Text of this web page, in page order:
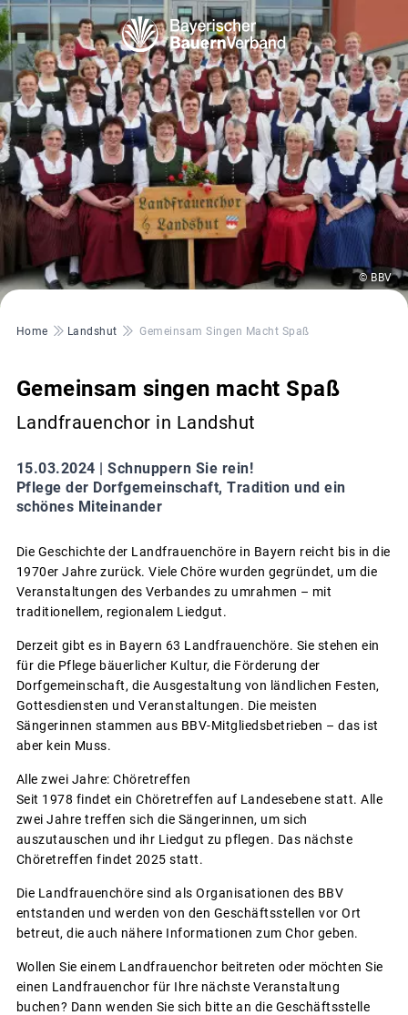
© BBV
Pfadnavigation
Home Landshut Gemeinsam Singen Macht Spaß
Gemeinsam singen macht Spaß
Landfrauenchor in Landshut
15.03.2024 | Schnuppern Sie rein!
Pflege der Dorfgemeinschaft, Tradition und ein
schönes Miteinander
Die Geschichte der Landfrauenchöre in Bayern reicht bis in die
1970er Jahre zurück. Viele Chöre wurden gegründet, um die
Veranstaltungen des Verbandes zu umrahmen – mit
traditionellem, regionalem Liedgut.
Derzeit gibt es in Bayern 63 Landfrauenchöre. Sie stehen ein
für die Pflege bäuerlicher Kultur, die Förderung der
Dorfgemeinschaft, die Ausgestaltung von ländlichen Festen,
Gottesdiensten und Veranstaltungen. Die meisten
Sängerinnen stammen aus BBV-Mitgliedsbetrieben – das ist
aber kein Muss.
Alle zwei Jahre: Chöretreffen
Seit 1978 findet ein Chöretreffen auf Landesebene statt. Alle
zwei Jahre treffen sich die Sängerinnen, um sich
auszutauschen und ihr Liedgut zu pflegen. Das nächste
Chöretreffen findet 2025 statt.
Die Landfrauenchöre sind als Organisationen des BBV
entstanden und werden von den Geschäftsstellen vor Ort
betreut, die auch nähere Informationen zum Chor geben.
Wollen Sie einem Landfrauenchor beitreten oder möchten Sie
einen Landfrauenchor für Ihre nächste Veranstaltung
buchen? Dann wenden Sie sich bitte an die Geschäftsstelle